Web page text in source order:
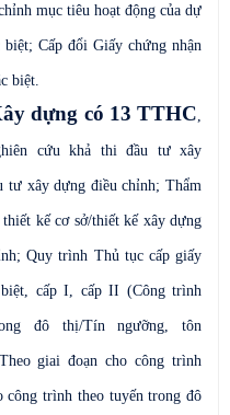
mục tiêu hoạt động của dự
Cấp đổi Giấy chứng nhận
biệt.
dựng có 13 TTHC,
cứu khả thi đầu tư xây
tư xây dựng điều chỉnh; Thẩm
kế cơ sở/thiết kế xây dựng
Quy trình Thủ tục cấp giấy
cấp I, cấp II (Công trình
đô thị/Tín ngưỡng, tôn
giai đoạn cho công trình
công trình theo tuyến trong đô